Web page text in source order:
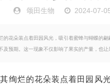
颂田生物 2024-07-
的花朵装点着田园风光，吸引着蜜蜂与蝴蝶的
预期。这一现象不仅影响了果实的产量，也让
烂的花朵装点着田园风